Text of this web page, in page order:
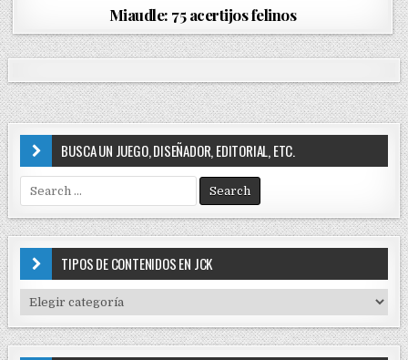
o
t
e
d
i
n
Miaudle: 75 acertijos felinos
BUSCA UN JUEGO, DISEÑADOR, EDITORIAL, ETC.
e
a
r
f
r
:
TIPOS DE CONTENIDOS EN JCK
I
P